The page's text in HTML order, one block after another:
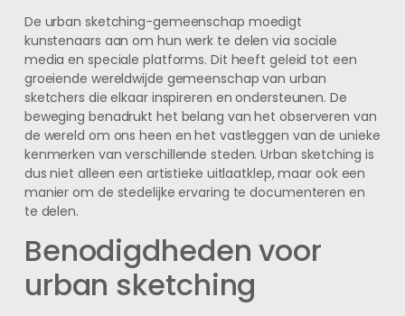
De urban sketching-gemeenschap moedigt
kunstenaars aan om hun werk te delen via sociale
media en speciale platforms. Dit heeft geleid tot een
groeiende wereldwijde gemeenschap van urban
sketchers die elkaar inspireren en ondersteunen. De
beweging benadrukt het belang van het observeren van
de wereld om ons heen en het vastleggen van de unieke
kenmerken van verschillende steden. Urban sketching is
dus niet alleen een artistieke uitlaatklep, maar ook een
manier om de stedelijke ervaring te documenteren en
te delen.
Benodigdheden voor
urban sketching